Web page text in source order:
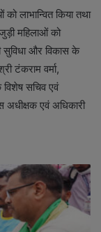
लाभान्वित किया तथा
महिलाओं को
सुविधा और विकास के
टंकराम वर्मा,
सचिव एवं
एवं अधिकारी